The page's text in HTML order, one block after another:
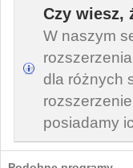
Czy wiesz,
W naszym
dla różnych
posiadamy